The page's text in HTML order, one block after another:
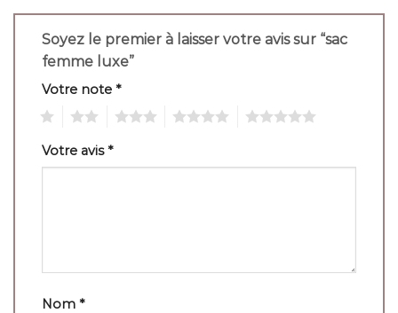
Soyez le premier à laisser votre avis sur “sac
femme luxe”
Votre note *
Votre avis*
Nom *